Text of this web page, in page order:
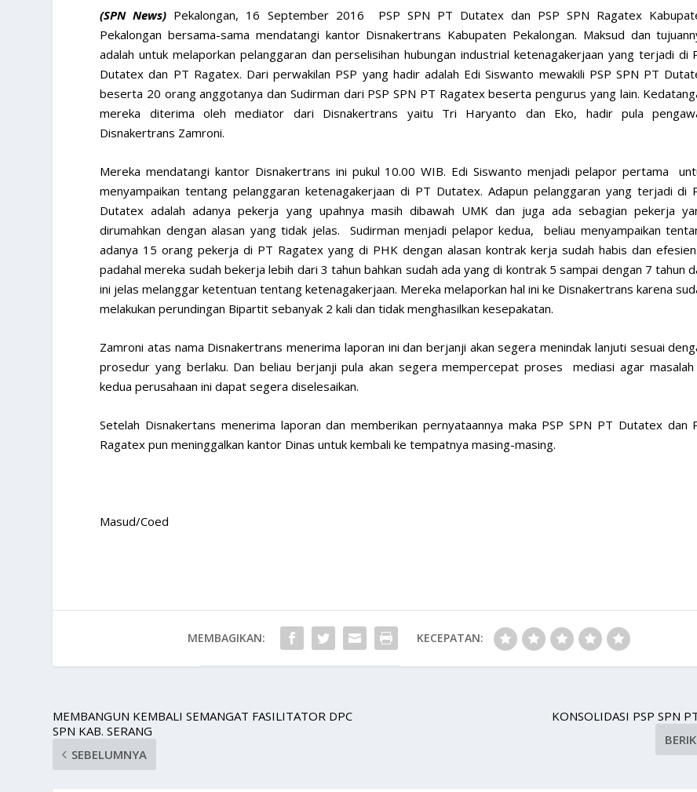
(SPN News) Pekalongan, 16 September 2016 PSP SPN PT Dutatex dan PSP SPN Ragatex
Pekalongan bersama-sama mendatangi kantor Disnakertrans Kabupaten Pekalongan. Maksud dan
adalah untuk melaporkan pelanggaran dan perselisihan hubungan industrial ketenagakerjaan yang terjadi di
Dutatex dan PT Ragatex. Dari perwakilan PSP yang hadir adalah Edi Siswanto mewakili PSP SPN PT
beserta 20 orang anggotanya dan Sudirman dari PSP SPN PT Ragatex beserta pengurus yang lain.
mereka diterima oleh mediator dari Disnakertrans yaitu Tri Haryanto dan Eko, hadir pula
Disnakertrans Zamroni.
Mereka mendatangi kantor Disnakertrans ini pukul 10.00 WIB. Edi Siswanto menjadi pelapor pertama
menyampaikan tentang pelanggaran ketenagakerjaan di PT Dutatex. Adapun pelanggaran yang terjadi di
Dutatex adalah adanya pekerja yang upahnya masih dibawah UMK dan juga ada sebagian pekerja
dirumahkan dengan alasan yang tidak jelas. Sudirman menjadi pelapor kedua, beliau menyampaikan
adanya 15 orang pekerja di PT Ragatex yang di PHK dengan alasan kontrak kerja sudah habis dan
padahal mereka sudah bekerja lebih dari 3 tahun bahkan sudah ada yang di kontrak 5 sampai dengan 7 tahun
ini jelas melanggar ketentuan tentang ketenagakerjaan. Mereka melaporkan hal ini ke Disnakertrans karena
melakukan perundingan Bipartit sebanyak 2 kali dan tidak menghasilkan kesepakatan.
Zamroni atas nama Disnakertrans menerima laporan ini dan berjanji akan segera menindak lanjuti sesuai
prosedur yang berlaku. Dan beliau berjanji pula akan segera mempercepat proses mediasi agar masalah
kedua perusahaan ini dapat segera diselesaikan.
Setelah Disnakertans menerima laporan dan memberikan pernyataannya maka PSP SPN PT Dutatex dan
Ragatex pun meninggalkan kantor Dinas untuk kembali ke tempatnya masing-masing.
Masud/Coed
MEMBAGIKAN: KECEPATAN:
MEMBANGUN KEMBALI SEMANGAT FASILITATOR DPC
SPN KAB. SERANG
SEBELUMNYA
KONSOLIDASI PSP SPN